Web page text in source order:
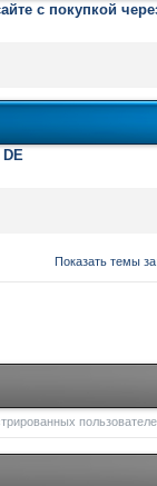
с покупкой
Показать темы за: